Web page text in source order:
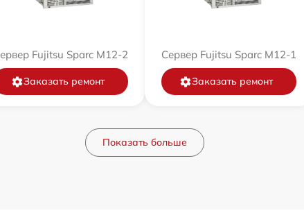
Fujitsu Sparc M12-2
Заказать ремонт
Сервер Fujitsu Sparc M12-1
Заказать ремонт
Показать больше